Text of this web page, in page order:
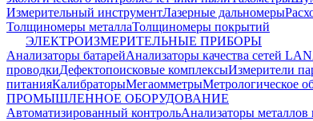
Измерительный инструментЛазерные дальномеры
Толщиномеры металлаТолщиномеры покрытий
ЭЛЕКТРОИЗМЕРИТЕЛЬНЫЕ ПРИБОРЫ
Анализаторы батарейАнализаторы качества сетей LAN
проводкиДефектопоисковые комплексыИзмерители
питанияКалибраторыМегаомметрыМетрологическое
ПРОМЫШЛЕННОЕ ОБОРУДОВАНИЕ
Автоматизированный контрольАнализаторы металлов